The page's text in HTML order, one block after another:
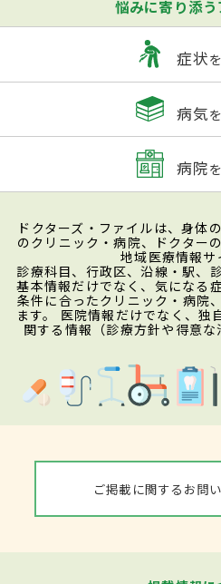
悩みに寄り添
症状
病気
病院
ドクターズ・ファイルは、身体
のクリニック・病院、ドクター
地域医療情報サ
診療科目、行政区、沿線・駅、
基本情報だけでなく、気になる
条件に合ったクリニック・病院
ます。 医院情報だけでなく、独
関する情報（診療方針や得意な
ご掲載に関するお問